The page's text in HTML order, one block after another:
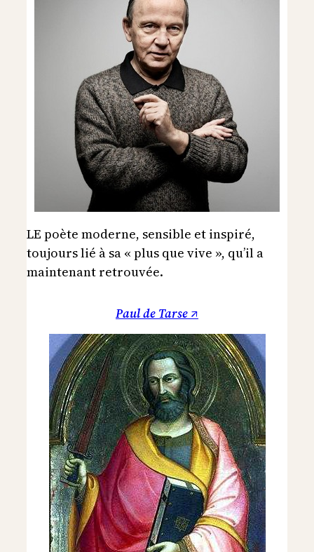
LE poète moderne, sensible et inspiré,
toujours lié à sa « plus que vive », qu’il a
maintenant retrouvée.
Paul de Tarse ↗